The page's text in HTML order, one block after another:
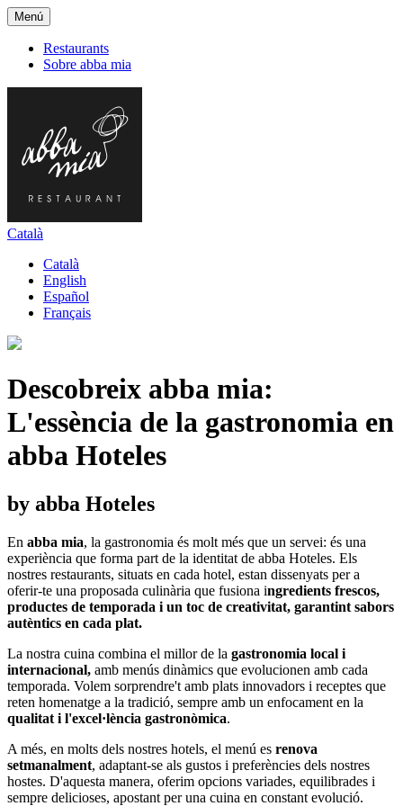
Menú
Restaurants
Sobre abba mia
Català
Català
English
Español
Français
Descobreix abba mia:
L'essència de la gastronomia en
abba Hoteles
by abba Hoteles
En abba mia, la gastronomia és molt més que un servei: és una
experiència que forma part de la identitat de abba Hoteles. Els
nostres restaurants, situats en cada hotel, estan dissenyats per a
oferir-te una proposada culinària que fusiona ingredients frescos,
productes de temporada i un toc de creativitat, garantint sabors
autèntics en cada plat.
La nostra cuina combina el millor de la gastronomia local i
internacional, amb menús dinàmics que evolucionen amb cada
temporada. Volem sorprendre't amb plats innovadors i receptes que
reten homenatge a la tradició, sempre amb un enfocament en la
qualitat i l'excel·lència gastronòmica.
A més, en molts dels nostres hotels, el menú es renova
setmanalment, adaptant-se als gustos i preferències dels nostres
hostes. D'aquesta manera, oferim opcions variades, equilibrades i
sempre delicioses, apostant per una cuina en constant evolució.